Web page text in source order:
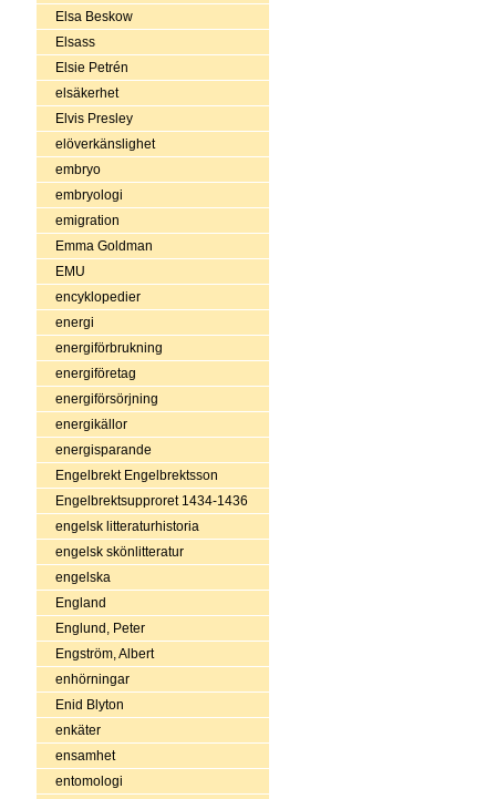
Elsa Beskow
Elsass
Elsie Petrén
elsäkerhet
Elvis Presley
elöverkänslighet
embryo
embryologi
emigration
Emma Goldman
EMU
encyklopedier
energi
energiförbrukning
energiföretag
energiförsörjning
energikällor
energisparande
Engelbrekt Engelbrektsson
Engelbrektsupproret 1434-1436
engelsk litteraturhistoria
engelsk skönlitteratur
engelska
England
Englund, Peter
Engström, Albert
enhörningar
Enid Blyton
enkäter
ensamhet
entomologi